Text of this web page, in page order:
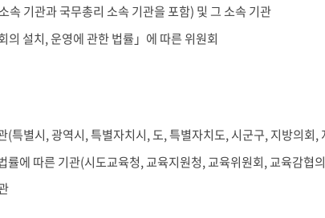
속 기관과 국무총리 소속 기관을 포함) 및 그 소속 기관
의 설치, 운영에 관한 법률」에 따른 위원회
(특별시, 광역시, 특별자치시, 도, 특별자치도, 시군구, 지방의회,
률에 따른 기관(시도교육청, 교육지원청, 교육위원회, 교육감협